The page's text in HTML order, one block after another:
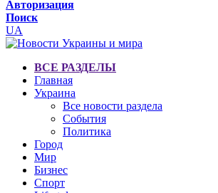
Авторизация
Поиск
UA
ВСЕ РАЗДЕЛЫ
Главная
Украина
Все новости раздела
События
Политика
Город
Мир
Бизнес
Спорт